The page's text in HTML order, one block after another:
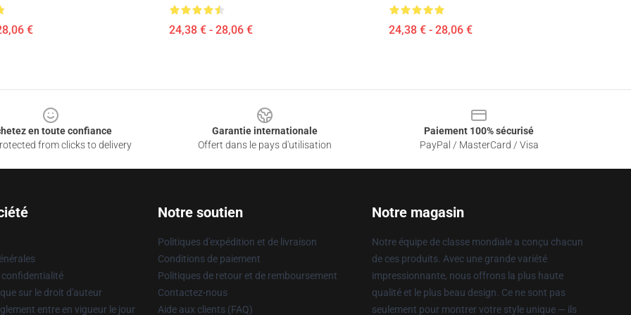
€ 24,38 € - 28,06 € 24,38 € - 28,06 €
en toute confiance
from clicks to delivery
Garantie internationale
Offert dans le pays d'utilisation
Paiement 100% sécurisé
PayPal / MasterCard / Visa
confidentialité
sur le droit d'auteur
entre en vigueur le jour
Notre soutien
Politiques d'expédition et de livraison
Conditions de paiement
Politiques de retour et de remboursement
Contactez-nous
Aide aux clients (FAQ)
Notre magasin
Notre équipe de classe mondiale a conçu chacun
de ces produits. Avec une grande variété
impressionnante, nous offrons la plus haute
qualité et le plus beau design. Ce ne sont pas
seulement pour montrer votre style unique — ils